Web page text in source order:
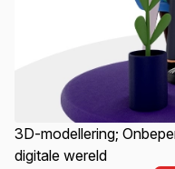
3D-modellering;
digitale wereld